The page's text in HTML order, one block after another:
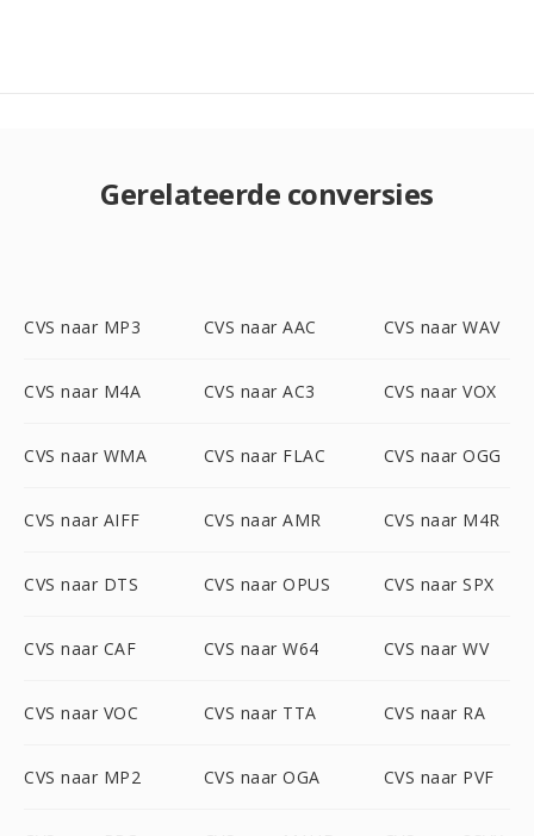
Gerelateerde conversies
CVS naar MP3 CVS naar AAC CVS naar WAV
CVS naar M4A CVS naar AC3 CVS naar VOX
CVS naar WMA CVS naar FLAC CVS naar OGG
CVS naar AIFF CVS naar AMR CVS naar M4R
CVS naar DTS CVS naar OPUS CVS naar SPX
CVS naar CAF CVS naar W64 CVS naar WV
CVS naar VOC CVS naar TTA CVS naar RA
CVS naar MP2 CVS naar OGA CVS naar PVF